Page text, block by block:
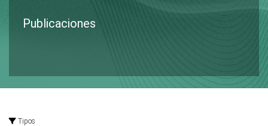
Publicaciones
Tipos